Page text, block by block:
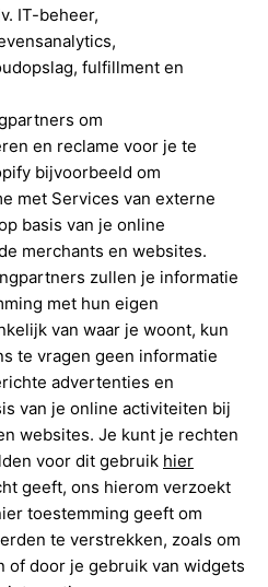
IT-beheer,
fulfillment en
om
en reclame voor je te
bijvoorbeeld om
met Services van externe
basis van je online
merchants en websites.
zullen je informatie
met hun eigen
van waar je woont, kun
te vragen geen informatie
advertenties en
van je online activiteiten bij
websites. Je kunt je rechten
voor dit gebruik hier
geeft, ons hierom verzoekt
toestemming geeft om
te verstrekken, zoals om
of door je gebruik van widgets